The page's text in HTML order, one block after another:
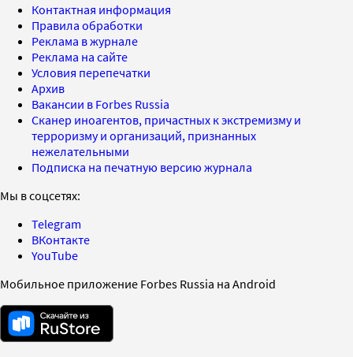
Контактная информация
Правила обработки
Реклама в журнале
Реклама на сайте
Условия перепечатки
Архив
Вакансии в Forbes Russia
Сканер иноагентов, причастных к экстремизму и
терроризму и организаций, признанных
нежелательными
Подписка на печатную версию журнала
Мы в соцсетях:
Telegram
ВКонтакте
YouTube
Мобильное приложение Forbes Russia на Android